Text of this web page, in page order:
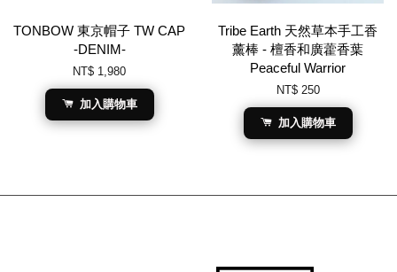
TONBOW 東京帽子 TW CAP
-DENIM-
NT$ 1,980
加入購物車
Tribe Earth 天然草本手工香
薰棒 - 檀香和廣藿香葉
Peaceful Warrior
NT$ 250
加入購物車